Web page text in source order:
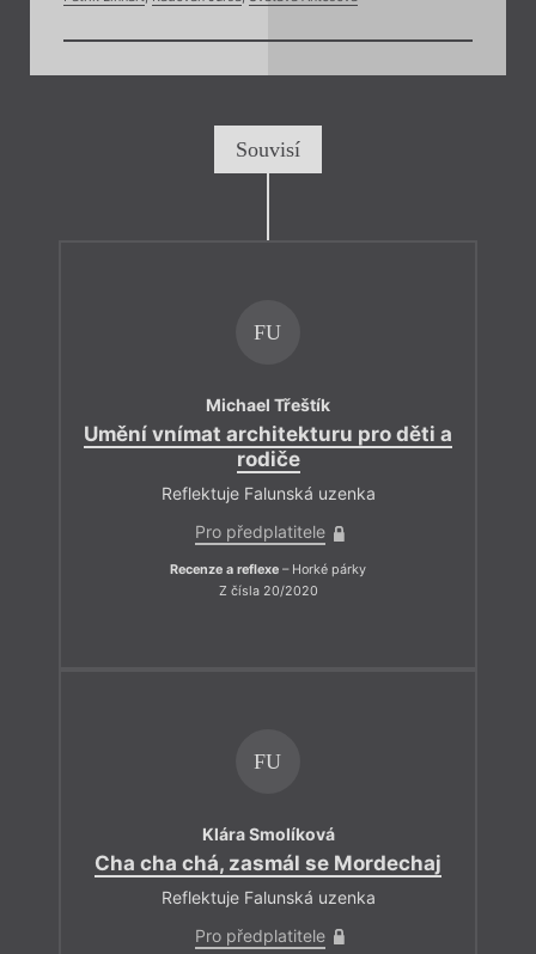
Souvisí
FU
Michael Třeštík
Umění vnímat architekturu pro děti a
rodiče
Reflektuje Falunská uzenka
Pro předplatitele
Recenze a reflexe – Horké párky
Z čísla 20/2020
FU
Klára Smolíková
Cha cha chá, zasmál se Mordechaj
Reflektuje Falunská uzenka
Pro předplatitele